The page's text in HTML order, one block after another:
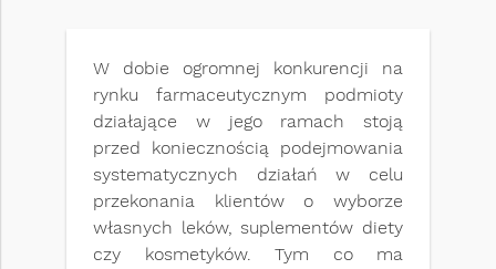
W dobie ogromnej konkurencji na
rynku farmaceutycznym podmioty
działające w jego ramach stoją
przed koniecznością podejmowania
systematycznych działań w celu
przekonania klientów o wyborze
własnych leków, suplementów diety
czy kosmetyków. Tym co ma